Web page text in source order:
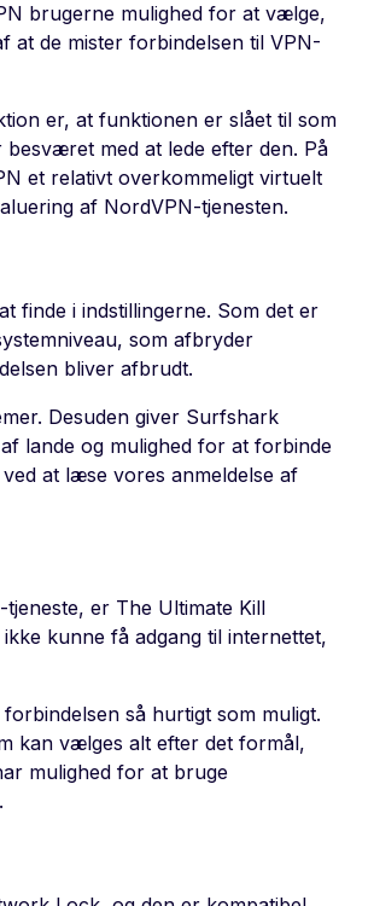
brugerne mulighed for at vælge,
de mister forbindelsen til VPN-
er, at funktionen er slået til som
med at lede efter den. På
et relativt overkommeligt virtuelt
af NordVPN-tjenesten.
finde i indstillingerne. Som det er
som afbryder
bliver afbrudt.
Desuden giver Surfshark
lande og mulighed for at forbinde
at læse vores anmeldelse af
er The Ultimate Kill
kunne få adgang til internettet,
så hurtigt som muligt.
kan vælges alt efter det formål,
mulighed for at bruge